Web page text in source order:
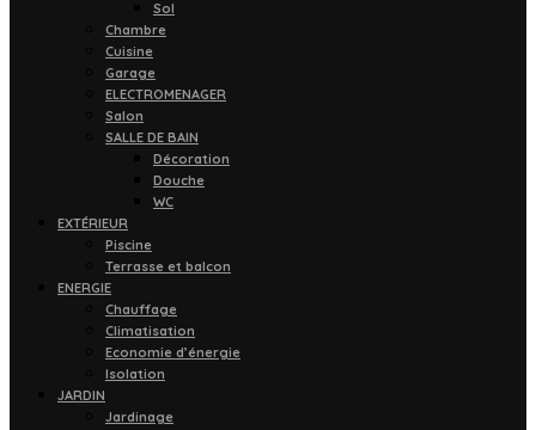
Sol
Chambre
Cuisine
Garage
ELECTROMENAGER
Salon
SALLE DE BAIN
Décoration
Douche
WC
EXTÉRIEUR
Piscine
Terrasse et balcon
ENERGIE
Chauffage
Climatisation
Economie d’énergie
Isolation
JARDIN
Jardinage